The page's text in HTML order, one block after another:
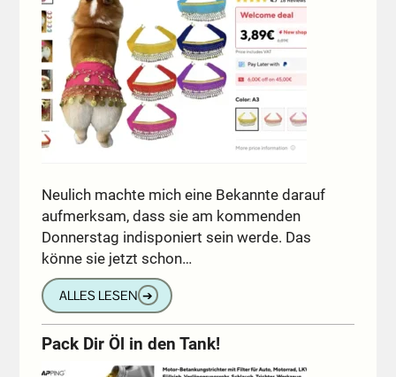
Neulich machte mich eine Bekannte darauf
aufmerksam, dass sie am kommenden
Donnerstag indisponiert sein werde. Das
könne sie jetzt schon…
ALLES LESEN ➔
Pack Dir Öl in den Tank!